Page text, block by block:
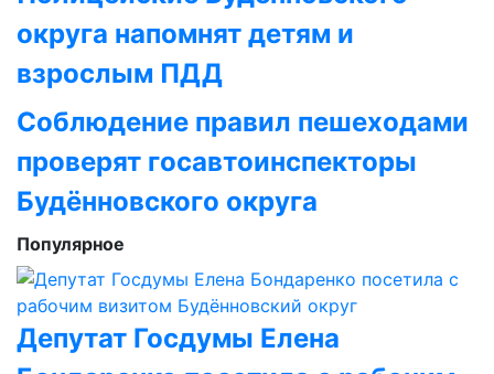
округа напомнят детям и
взрослым ПДД
Соблюдение правил пешеходами
проверят госавтоинспекторы
Будённовского округа
Популярное
Депутат Госдумы Елена